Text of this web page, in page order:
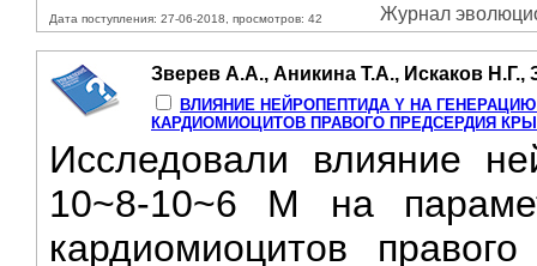
Дата поступления: 27-06-2018, просмотров: 42 Журнал
Зверев А.А., Аникина Т.А., Искаков
ВЛИЯНИЕ НЕЙРОПЕПТИДА Y НА
КАРДИОМИОЦИТОВ ПРАВОГО ПРЕДСЕРДИЯ
Исследовали влияние
10~8-10~6 М на
кардиомиоцитов